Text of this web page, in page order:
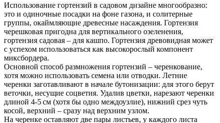
Использование гортензий в садовом дизайне многообразно:
это и одиночные посадки на фоне газона, и солитерные
группы, окаймляющие древесные насаждения. Гортензия
черешковая пригодна для вертикального озеленения,
гортензия садовая – для кашпо. Гортензия древовидная может
с успехом использоваться как высокорослый компонент
миксбордера.
Основной способ размножения гортензий – черенкование,
хотя можно использовать семена или отводки. Летние
черенки заготавливают в начале бутонизации: для этого берут
веточки, несущие соцветия. Удалив цветки, нарезают черенки
длиной 4-5 см (хотя бы одно междоузлие), нижний срез чуть
косой, верхний – сразу над верхним узлом.
На черенке оставляют две пары листьев, у каждого листа